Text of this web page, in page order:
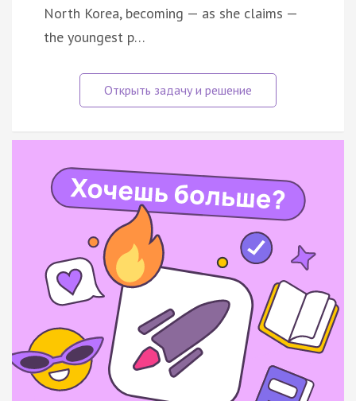
North Korea, becoming — as she claims —
the youngest p…